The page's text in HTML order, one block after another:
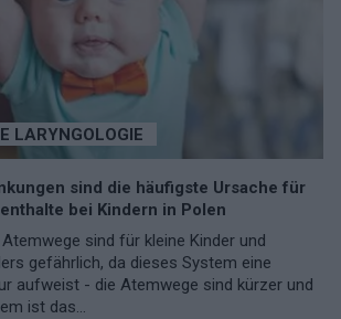
LARYNGOLOGIE
sind die häufigste Ursache für
bei Kindern in Polen
sind für kleine Kinder und
gefährlich, da dieses System eine
aufweist - die Atemwege sind kürzer und
ist das...